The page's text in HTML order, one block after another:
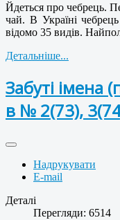
Йдеться про чебрець.
чай. В Україні
відомо 35 видів.
Детальніше...
Забуті імена
в № 2(73),
Надрукувати
E-mail
Деталі
Перегляди: 6514